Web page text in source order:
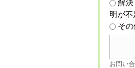
解
明が
そ
お問い